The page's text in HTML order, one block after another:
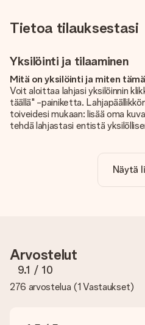
Tietoa tilauksestasi
Yksilöinti ja tilaaminen
Mitä on yksilöinti ja miten
Voit aloittaa lahjasi yksilöinnin
täällä" -painiketta.
toiveidesi mukaan: lisää oma
tehdä lahjastasi entistä
Sisältyykö yksilöinti hintaan?
Sivustolla näkyvä hinta sisältää
asiakaspalvelutiimiimme ja liitä
mukana. He voivat sitten
Mitä formaatteja voin ladata?
Näytä
Arvostelut
9.1 / 10
276 arvostelua (1 Vastaukset)